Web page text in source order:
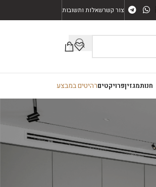
צור קשרשאלות ותשובות
חנותמגזיןפרויקטיםרהיטים במבצע